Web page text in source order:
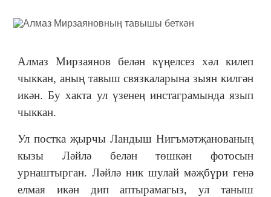
Алмаз Мирзаянов белән күңелсез хәл килеп
чыккан, аның тавыш связкаларына зыян килгән
икән. Бу хакта ул үзенең инстаграмында язып
чыккан.
Ул постка җырчы Ландыш Нигъмәтҗанованың
кызы Ләйлә белән төшкән фотосын
урнаштырган. Ләйлә ник шулай мәҗбүри генә
елмая икән дип аптырамагыз, ул таныш